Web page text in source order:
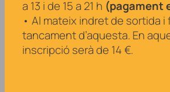
a 13 i de 15 a 21 h (pagament
• Al mateix indret de sortida i
tancament d’aquesta. En
inscripció serà de 14 €.